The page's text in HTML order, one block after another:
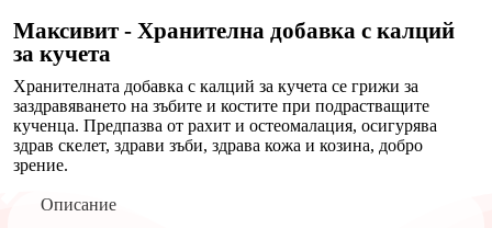
Максивит - Хранителна добавка с калций
за кучета
Хранителната добавка с калций за кучета се грижи за
заздравяването на зъбите и костите при подрастващите
кученца. Предпазва от рахит и остеомалация, осигурява
здрав скелет, здрави зъби, здрава кожа и козина, добро
зрение.
Описание